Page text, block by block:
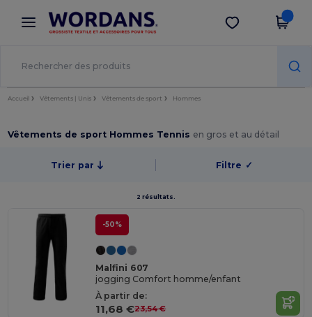
× Appli Wordans
Meilleurs prix sur l’app !
Obtenir l'appli
Accueil Vêtements | Unis Vêtements de sport Hommes
Vêtements de sport Hommes Tennis en gros et au détail
Trier par Filtre ✓
2 résultats.
-50%
Malfini 607
jogging Comfort homme/enfant
À partir de:
11,68 €23,54 €